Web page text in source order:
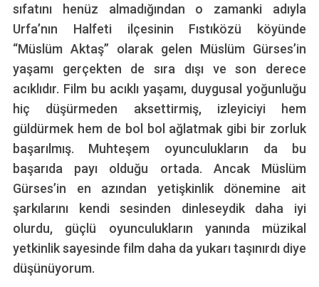
sıfatını henüz almadığından o zamanki adıyla
Urfa’nın Halfeti ilçesinin Fıstıközü köyünde
“Müslüm Aktaş” olarak gelen Müslüm Gürses’in
yaşamı gerçekten de sıra dışı ve son derece
acıklıdır. Film bu acıklı yaşamı, duygusal yoğunluğu
hiç düşürmeden aksettirmiş, izleyiciyi hem
güldürmek hem de bol bol ağlatmak gibi bir zorluk
başarılmış. Muhteşem oyunculukların da bu
başarıda payı olduğu ortada. Ancak Müslüm
Gürses’in en azından yetişkinlik dönemine ait
şarkılarını kendi sesinden dinleseydik daha iyi
olurdu, güçlü oyunculukların yanında müzikal
yetkinlik sayesinde film daha da yukarı taşınırdı diye
düşünüyorum.